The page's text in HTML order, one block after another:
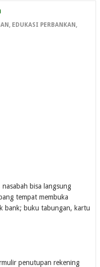
EDUKASI PERBANKAN
bisa langsung
tempat membuka
bank; buku tabungan, kartu
penutupan rekening